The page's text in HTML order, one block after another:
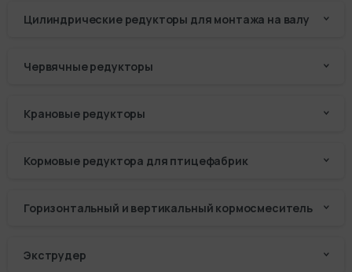
Цилиндрические редукторы для монтажа на валу
Червячные редукторы
Крановые редукторы
Кормовые редуктора для птицефабрик
Горизонтальный и вертикальный кормосмеситель
Экструдер